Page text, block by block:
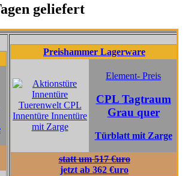
geliefert
Preishammer Lagerware
Element- Preis
CPL Tagtraum
Grau quer
Türblatt mit Zarge
statt um 517 €uro
jetzt ab 362 €uro